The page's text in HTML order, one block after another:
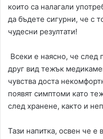
които са налагали
да бъдете сигурни, че с
чудесни резултати!
Всеки е наясно, че след
друг вид тежък
чувства доста
появят симптоми като
след хранене, както и
Тази напитка, освен че е